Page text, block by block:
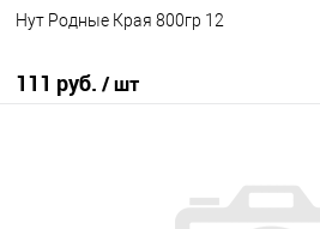
Нут Родные Края 800гр 12
111 руб. / шт